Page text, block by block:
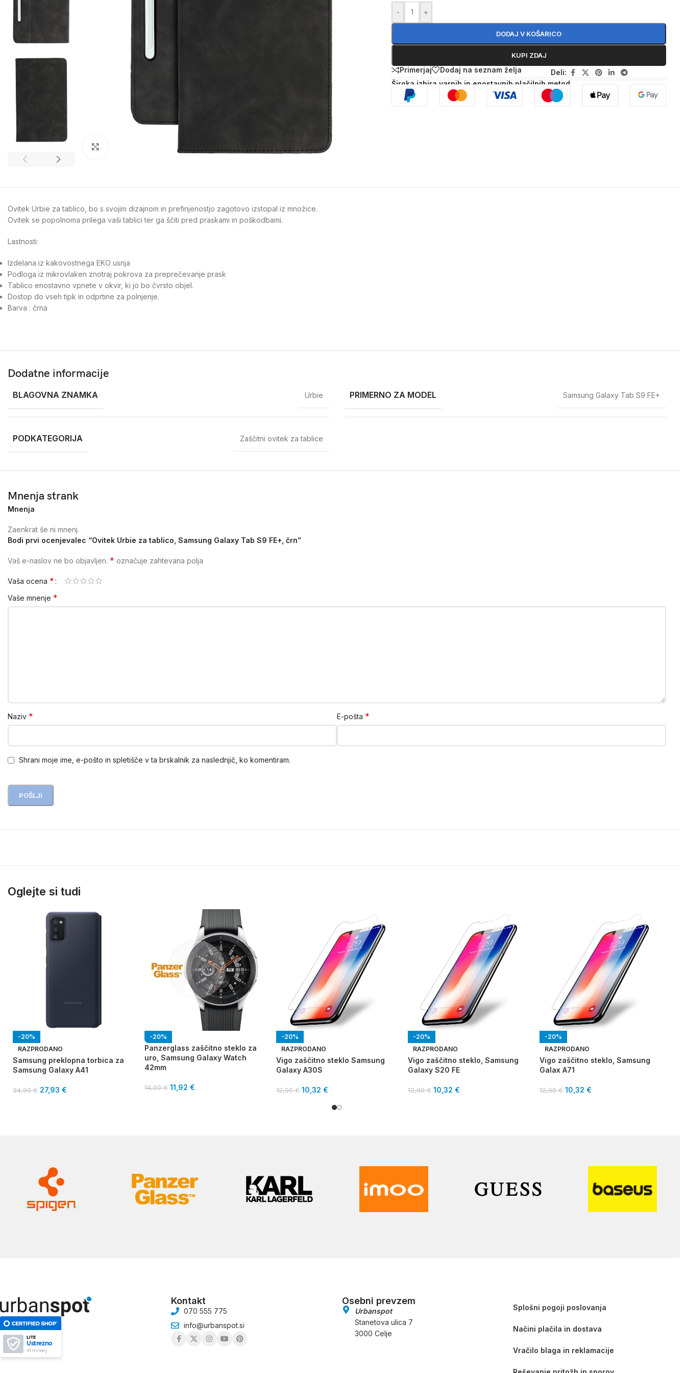
- +
DODAJ V KOŠARICO
KUPI ZDAJ
Primerjaj Dodaj na seznam želja
Deli:
Široka izbira varnih in enostavnih plačilnih metod
Ovitek Urbie za tablico, bo s svojim dizajnom in prefinjenostjo zagotovo izstopal iz množice.
Ovitek se popolnoma prilega vaši tablici ter ga ščiti pred praskami in poškodbami.
Lastnosti:
Izdelana iz kakovostnega EKO usnja
Podloga iz mikrovlaken znotraj pokrova za preprečevanje prask
Tablico enostavno vpnete v okvir, ki jo bo čvrsto objel.
Dostop do vseh tipk in odprtine za polnjenje.
Barva : črna
Dodatne informacije
BLAGOVNA ZNAMKA Urbie PRIMERNO ZA MODEL Samsung Galaxy Tab S9 FE+
PODKATEGORIJA Zaščitni ovitek za tablice
Mnenja strank
Mnenja
Zaenkrat še ni mnenj.
Bodi prvi ocenjevalec “Ovitek Urbie za tablico, Samsung Galaxy Tab S9 FE+, črn”
Vaš e-naslov ne bo objavljen. * označuje zahtevana polja
Vaša ocena *
Vaše mnenje *
Naziv * E-pošta *
Shrani moje ime, e-pošto in spletišče v ta brskalnik za naslednjič, ko komentiram.
Oglejte si tudi
-20%
RAZPRODANO
Samsung preklopna torbica za
Samsung Galaxy A41
34,90€ 27,93 €
-20%
Panzerglass zaščitno steklo za
uro, Samsung Galaxy Watch
42mm
14,90€ 11,92 €
-20%
RAZPRODANO
Vigo zaščitno steklo Samsung
Galaxy A30S
12,90€ 10,32 €
-20%
RAZPRODANO
Vigo zaščitno steklo, Samsung
Galaxy S20 FE
12,90€ 10,32 €
-20%
RAZPRODANO
Vigo zaščitno steklo, Samsung
Galax A71
12,90€ 10,32 €
LITE
Ustrezno
41 mnenj
Kontakt
070 555 775
info@urbanspot.si
Osebni prevzem
Urbanspot
Stanetova ulica 7
3000 Celje
Splošni pogoji poslovanja
Načini plačila in dostava
Vračilo blaga in reklamacije